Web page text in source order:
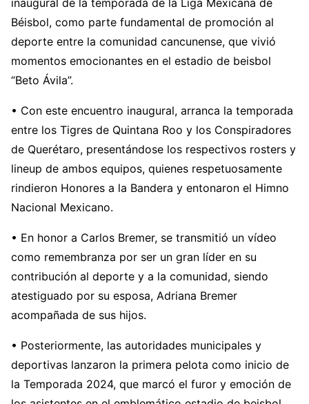
inaugural de la temporada de la Liga Mexicana de
Béisbol, como parte fundamental de promoción al
deporte entre la comunidad cancunense, que vivió
momentos emocionantes en el estadio de beisbol
“Beto Ávila”.
• Con este encuentro inaugural, arranca la temporada
entre los Tigres de Quintana Roo y los Conspiradores
de Querétaro, presentándose los respectivos rosters y
lineup de ambos equipos, quienes respetuosamente
rindieron Honores a la Bandera y entonaron el Himno
Nacional Mexicano.
• En honor a Carlos Bremer, se transmitió un vídeo
como remembranza por ser un gran líder en su
contribución al deporte y a la comunidad, siendo
atestiguado por su esposa, Adriana Bremer
acompañada de sus hijos.
• Posteriormente, las autoridades municipales y
deportivas lanzaron la primera pelota como inicio de
la Temporada 2024, que marcó el furor y emoción de